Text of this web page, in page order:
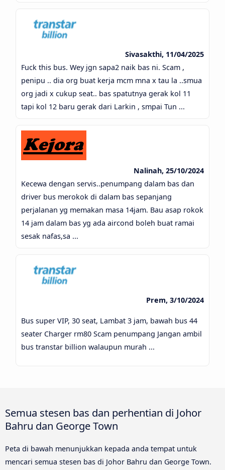
Sivasakthi, 11/04/2025
Fuck this bus. Wey jgn sapa2 naik bas ni. Scam ,
penipu .. dia org buat kerja mcm mna x tau la ..smua
org jadi x cukup seat.. bas spatutnya gerak kol 11
tapi kol 12 baru gerak dari Larkin , smpai Tun ...
Nalinah, 25/10/2024
Kecewa dengan servis..penumpang dalam bas dan
driver bus merokok di dalam bas sepanjang
perjalanan yg memakan masa 14jam. Bau asap rokok
14 jam dalam bas yg ada aircond boleh buat ramai
sesak nafas,sa ...
Prem, 3/10/2024
Bus super VIP, 30 seat, Lambat 3 jam, bawah bus 44
seater Charger rm80 Scam penumpang Jangan ambil
bus transtar billion walaupun murah ...
Semua stesen bas dan perhentian di Johor
Bahru dan George Town
Peta di bawah menunjukkan kepada anda tempat untuk
mencari semua stesen bas di Johor Bahru dan George Town.